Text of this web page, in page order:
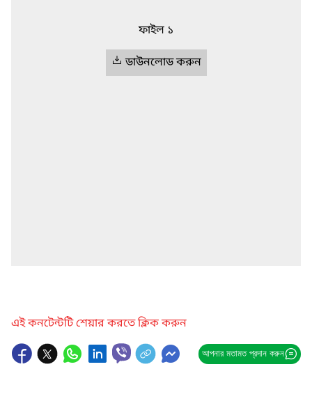
ফাইল ১
ডাউনলোড করুন
এই কনটেন্টটি শেয়ার করতে ক্লিক করুন
আপনার মতামত প্রদান করুন